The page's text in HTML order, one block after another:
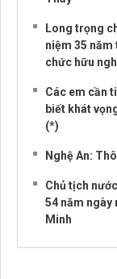
Long trọng
niệm 35 năm
chức hữu
Các em cần
biết khát
(*)
Nghệ An:
Chủ tịch
54 năm ngày
Minh